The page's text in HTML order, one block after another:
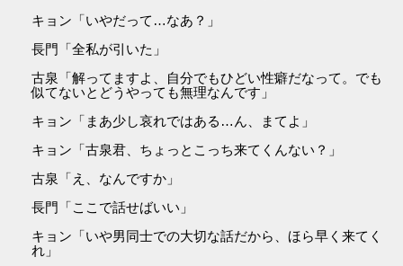
キョン「いやだって…なあ？」
長門「全私が引いた」
古泉「解ってますよ、自分でもひどい性癖だなって。でも
似てないとどうやっても無理なんです」
キョン「まあ少し哀れではある…ん、まてよ」
キョン「古泉君、ちょっとこっち来てくんない？」
古泉「え、なんですか」
長門「ここで話せばいい」
キョン「いや男同士での大切な話だから、ほら早く来てく
れ」